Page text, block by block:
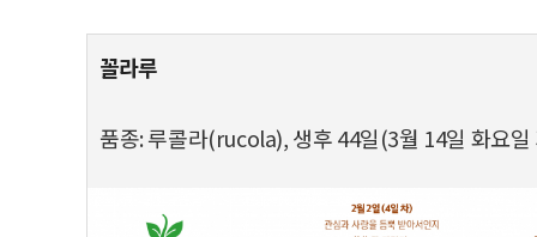
꼴라루
품종: 루콜라(rucola), 생후 44일(3월 14일 화요일